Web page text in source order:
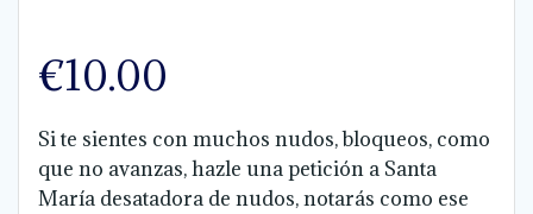
€10.00
Si te sientes con muchos nudos, bloqueos, como
que no avanzas, hazle una petición a Santa
María desatadora de nudos, notarás como ese